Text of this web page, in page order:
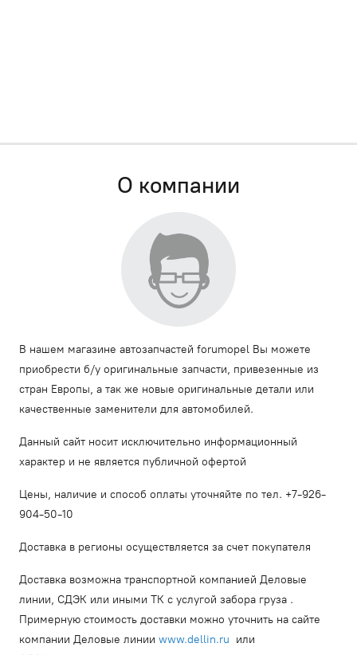
О компании
В нашем магазине автозапчастей forumopel Вы можете
приобрести б/у оригинальные запчасти, привезенные из
стран Европы, а так же новые оригинальные детали или
качественные заменители для автомобилей.
Данный сайт носит исключительно информационный
характер и не является публичной офертой
Цены, наличие и способ оплаты уточняйте по тел. +7-926-
904-50-10
Доставка в регионы осуществляется за счет покупателя
Доставка возможна транспортной компанией Деловые
линии, СДЭК или иными ТК с услугой забора груза .
Примерную стоимость доставки можно уточнить на сайте
компании Деловые линии www.dellin.ru или